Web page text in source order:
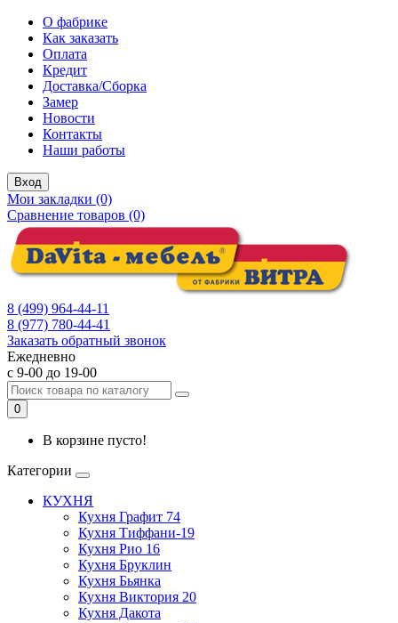
О фабрике
Как заказать
Оплата
Кредит
Доставка/Сборка
Замер
Новости
Контакты
Наши работы
Вход
Мои закладки (0)
Сравнение товаров (0)
8 (499) 964-44-11
8 (977) 780-44-41
Заказать обратный звонок
Ежедневно
с 9-00 до 19-00
0
В корзине пусто!
Категории
КУХНЯ
Кухня Графит 74
Кухня Тиффани-19
Кухня Рио 16
Кухня Бруклин
Кухня Бьянка
Кухня Виктория 20
Кухня Дакота